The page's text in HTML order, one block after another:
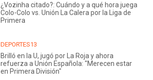
¿Vozinha citado?: Cuándo y a qué hora juega
Colo-Colo vs. Unión La Calera por la Liga de
Primera
DEPORTES13
Brilló en la U, jugó por La Roja y ahora
refuerza a Unión Española: "Merecen estar
en Primera División"